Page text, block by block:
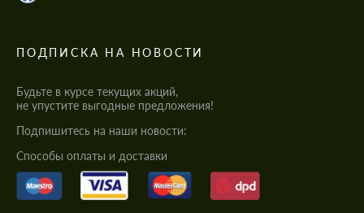
ПОДПИСКА НА НОВОСТИ
Будьте в курсе текущих акций,
не упустите выгодные предложения!
Подпишитесь на наши новости:
Cпособы оплаты и доставки